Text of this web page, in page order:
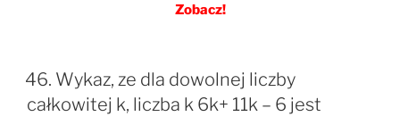
Zobacz!
46. Wykaz, ze dla dowolnej liczby
całkowitej k, liczba k 6k+ 11k – 6 jest